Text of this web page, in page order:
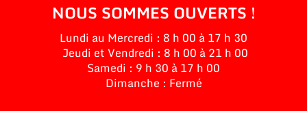
NOUS SOMMES OUVERTS !
Lundi au Mercredi : 8 h 00 à 17 h 30
Jeudi et Vendredi : 8 h 00 à 21 h 00
Samedi : 9 h 30 à 17 h 00
Dimanche : Fermé